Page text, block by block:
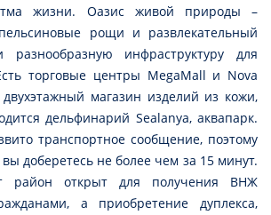
жизни. Оазис живой природы –
рощи и развлекательный
инфраструктуру для
торговые центры MegaMall и Nova
магазин изделий из кожи,
дельфинарий Sealanya, аквапарк.
транспортное сообщение, поэтому
доберетесь не более чем за 15 минут.
район открыт для получения ВНЖ
а приобретение дуплекса,